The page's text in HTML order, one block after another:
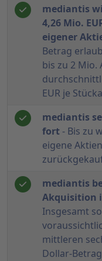
mediantis
4,26 Mio.
eigener
Betrag
bis zu 2 Mio.
EUR je
mediantis
fort- Bis zu
eigene
mediantis
Akquisition
Insgesamt
mittleren
Dollar-